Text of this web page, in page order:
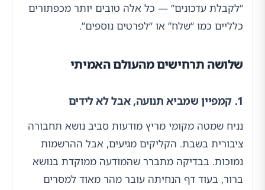
“לקבלת עדכונים” — כל אלה טובים יותר מכפתורים
כלליים כמו “שלח” או “לפרטים נוספים”.
שלושה תרחישים מהעולם האמיתי
1. קמפיין שמביא תנועה, אבל לא לידים
נניח שמטה מקומי מריץ מודעות סביב נושא תחבורה
ציבורית בשבת. הקליקים מגיעים, אבל ההרשמות
נמוכות. בבדיקה מתברר שהמודעה ממוקדת בנושא
ברור, בעוד דף הנחיתה עובר מהר מאוד למסרים